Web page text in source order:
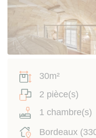
30m²
2 pièce(s)
1 chambre(s)
Bordeaux